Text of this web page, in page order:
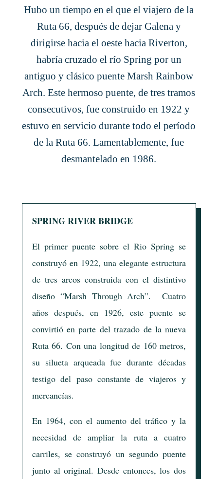
Hubo un tiempo en el que el viajero de la
Ruta 66, después de dejar Galena y
dirigirse hacia el oeste hacia Riverton,
habría cruzado el río Spring por un
antiguo y clásico puente Marsh Rainbow
Arch. Este hermoso puente, de tres tramos
consecutivos, fue construido en 1922 y
estuvo en servicio durante todo el período
de la Ruta 66. Lamentablemente, fue
desmantelado en 1986.
SPRING RIVER BRIDGE
El primer puente sobre el Rio Spring se
construyó en 1922, una elegante estructura
de tres arcos construida con el distintivo
diseño “Marsh Through Arch”. Cuatro
años después, en 1926, este puente se
convirtió en parte del trazado de la nueva
Ruta 66. Con una longitud de 160 metros,
su silueta arqueada fue durante décadas
testigo del paso constante de viajeros y
mercancías.
En 1964, con el aumento del tráfico y la
necesidad de ampliar la ruta a cuatro
carriles, se construyó un segundo puente
junto al original. Desde entonces, los dos